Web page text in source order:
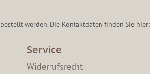
werden. Die Kontaktdaten finden Sie hier:
Service
Widerrufsrecht